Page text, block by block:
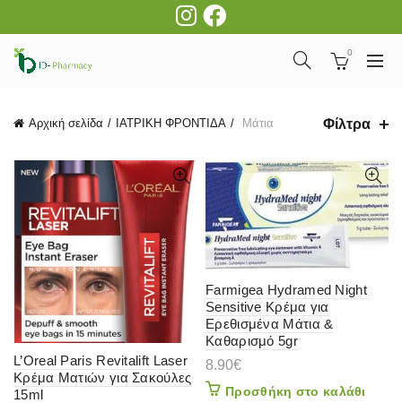
0
Αρχική σελίδα ΙΑΤΡΙΚΗ ΦΡΟΝΤΙΔΑ Μάτια Φίλτρα
L’Oreal Paris Revitalift Laser
Κρέμα Ματιών για Σακούλες
15ml
Farmigea Hydramed Night
Sensitive Κρέμα για
Ερεθισμένα Μάτια &
Καθαρισμό 5gr
8.90€
Προσθήκη στο καλάθι